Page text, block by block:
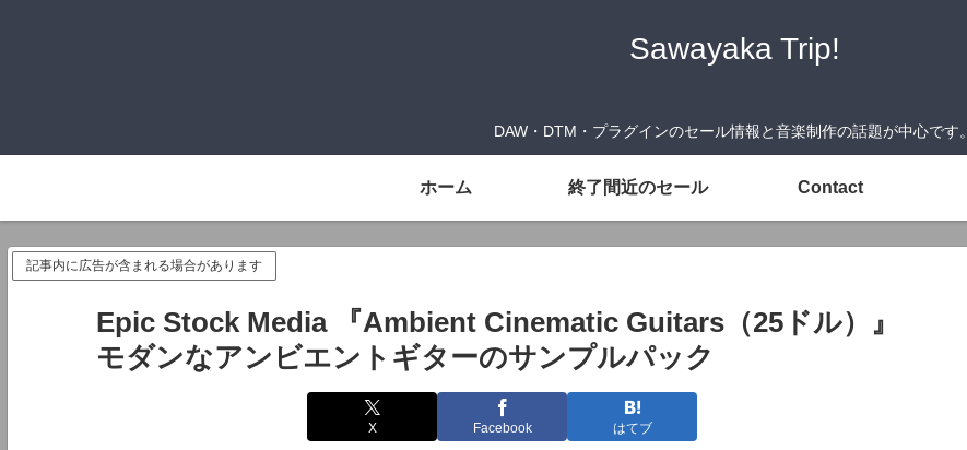
Sawayaka Trip!
DAW・DTM・プラグインのセール情報と音楽制作の話題が中心です。
ホーム 終了間近のセール Contact
記事内に広告が含まれる場合があります
Epic Stock Media 『Ambient Cinematic Guitars（25ドル）』
モダンなアンビエントギターのサンプルパック
X Facebook はてブ